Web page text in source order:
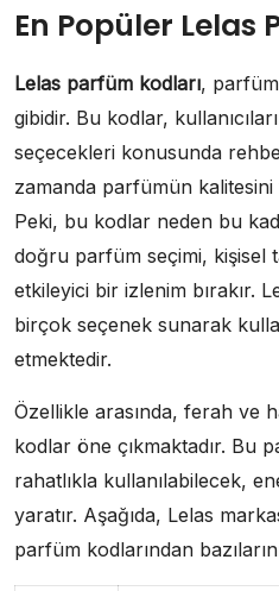
En Popüler Lelas
Lelas parfüm kodları,
gibidir. Bu kodlar,
seçecekleri konusunda
zamanda parfümün
Peki, bu kodlar neden bu
doğru parfüm seçimi, kişisel
etkileyici bir izlenim bırakır.
birçok seçenek sunarak
etmektedir.
Özellikle arasında, ferah ve
kodlar öne çıkmaktadır. Bu
rahatlıkla kullanılabilecek,
yaratır. Aşağıda, Lelas
parfüm kodlarından